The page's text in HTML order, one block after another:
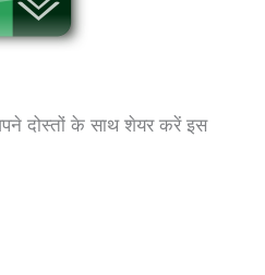
दोस्तों के साथ शेयर करें इस